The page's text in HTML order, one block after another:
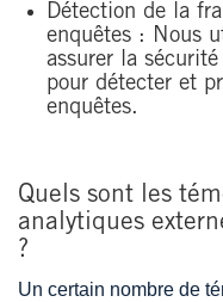
Détection de la
enquêtes : Nous
assurer la
pour détecter et
enquêtes.
Quels sont les
analytiques
?
Un certain nombre de